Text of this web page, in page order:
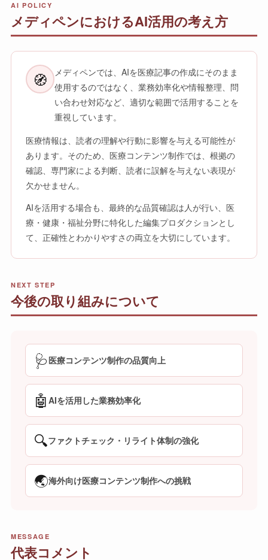
AI POLICY
メディペンにおけるAI活用の考え方
🧭
メディペンでは、AIを医療記事の作成にそのまま
使用するのではなく、業務効率化や情報整理、問
い合わせ対応など、適切な範囲で活用することを
重視しています。
医療情報は、読者の理解や行動に影響を与える可能性が
あります。そのため、医療コンテンツ制作では、根拠の
確認、専門家による判断、読者に誤解を与えない表現が
欠かせません。
AIを活用する場合も、最終的な品質確認は人が行い、医
療・健康・福祉分野に特化した編集プロダクションとし
て、正確性とわかりやすさの両立を大切にしています。
NEXT STEP
今後の取り組みについて
🩺 医療コンテンツ制作の品質向上
🤖 AIを活用した業務効率化
🔍ファクトチェック・リライト体制の強化
🌏海外向け医療コンテンツ制作への挑戦
MESSAGE
代表コメント